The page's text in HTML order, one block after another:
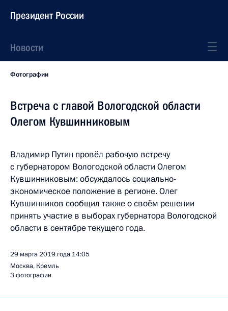
Президент России
Новости
Фотографии
Встреча с главой Вологодской области
Олегом Кувшинниковым
Владимир Путин провёл рабочую встречу
с губернатором Вологодской области Олегом
Кувшинниковым: обсуждалось социально-
экономическое положение в регионе. Олег
Кувшинников сообщил также о своём решении
принять участие в выборах губернатора Вологодской
области в сентябре текущего года.
29 марта 2019 года 14:05
Москва, Кремль
3 фотографии